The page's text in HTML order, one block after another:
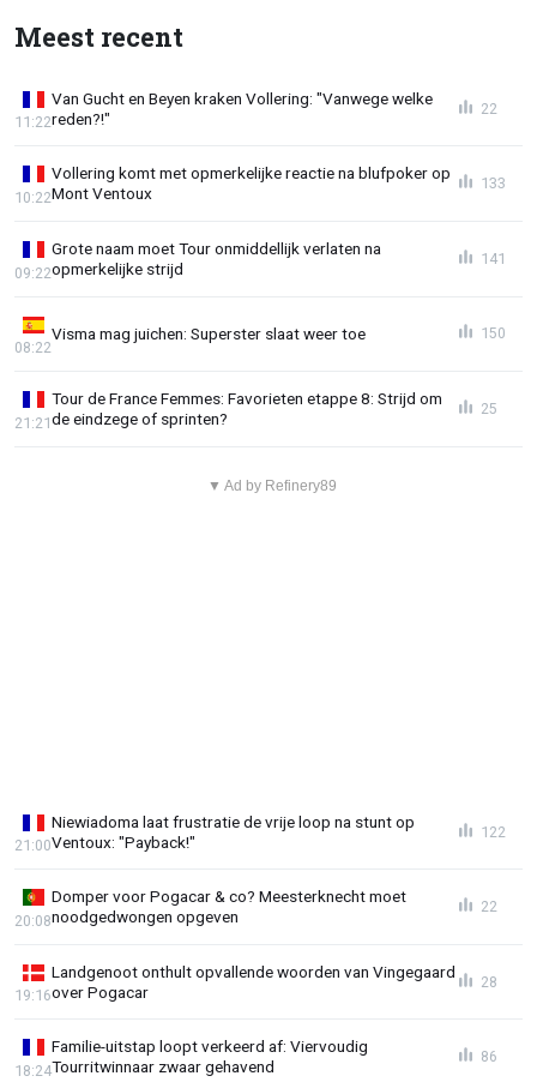
Meest recent
Van Gucht en Beyen kraken Vollering: "Vanwege welke
reden?!"
11:22
22
Vollering komt met opmerkelijke reactie na blufpoker op
Mont Ventoux
10:22
133
Grote naam moet Tour onmiddellijk verlaten na
opmerkelijke strijd
09:22
141
Visma mag juichen: Superster slaat weer toe
08:22
150
Tour de France Femmes: Favorieten etappe 8: Strijd om
de eindzege of sprinten?
21:21
25
▼ Ad by Refinery89
Niewiadoma laat frustratie de vrije loop na stunt op
Ventoux: "Payback!"
21:00
122
Domper voor Pogacar & co? Meesterknecht moet
noodgedwongen opgeven
20:08
22
Landgenoot onthult opvallende woorden van Vingegaard
over Pogacar
19:16
28
Familie-uitstap loopt verkeerd af: Viervoudig
Tourritwinnaar zwaar gehavend
18:24
86